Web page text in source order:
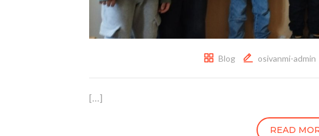
Blog osivanmi-admin
[…]
READ